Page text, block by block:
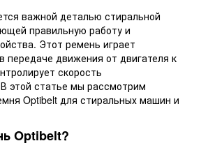
важной деталью стиральной
правильную работу и
Этот ремень играет
передаче движения от двигателя к
скорость
этой статье мы рассмотрим
Optibelt для стиральных машин и
Optibelt?